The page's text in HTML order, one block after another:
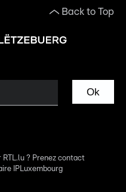
Back to Top
Ok
RTL.lu ? Prenez contact
IPLuxembourg